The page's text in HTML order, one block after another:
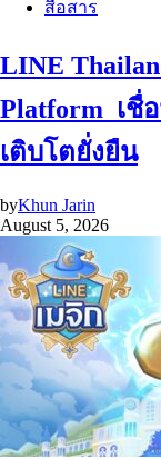
สื่อสาร
LINE
Platform เชื่
เติบโตยั่งยืน
byKhun Jarin
August 5, 2026